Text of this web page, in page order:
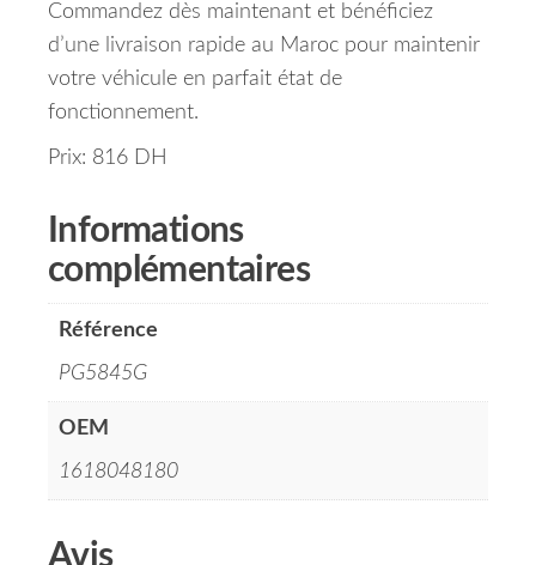
Commandez dès maintenant et bénéficiez
d’une livraison rapide au Maroc pour maintenir
votre véhicule en parfait état de
fonctionnement.
Prix: 816 DH
Informations
complémentaires
Référence
PG5845G
OEM
1618048180
Avis